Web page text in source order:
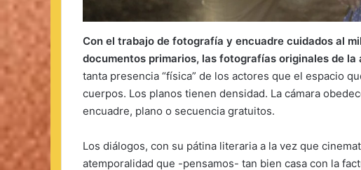
Con el trabajo de fotografía y encuadre cuidados al
documentos primarios, las fotografías originales de
tanta presencia “física” de los actores que el espacio
cuerpos. Los planos tienen densidad. La cámara
encuadre, plano o secuencia gratuitos.
Los diálogos, con su pátina literaria a la vez que
atemporalidad que -pensamos- tan bien casa con la